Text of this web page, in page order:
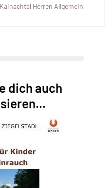
Herren Allgemein
dich auch